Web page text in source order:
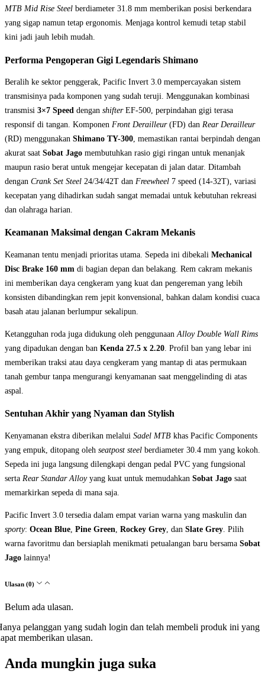
MTB Mid Rise Steel berdiameter 31.8 mm memberikan posisi berkendara
yang sigap namun tetap ergonomis. Menjaga kontrol kemudi tetap stabil
kini jadi jauh lebih mudah.
Performa Pengoperan Gigi Legendaris Shimano
Beralih ke sektor penggerak, Pacific Invert 3.0 mempercayakan sistem
transmisinya pada komponen yang sudah teruji. Menggunakan kombinasi
transmisi 3×7 Speed dengan shifterEF-500, perpindahan gigi terasa
responsif di tangan. Komponen Front Derailleur(FD) dan Rear Derailleur
(RD) menggunakan Shimano TY-300, memastikan rantai berpindah dengan
akurat saat Sobat Jago membutuhkan rasio gigi ringan untuk menanjak
maupun rasio berat untuk mengejar kecepatan di jalan datar. Ditambah
dengan Crank Set Steel 24/34/42T dan Freewheel 7 speed (14-32T), variasi
kecepatan yang dihadirkan sudah sangat memadai untuk kebutuhan rekreasi
dan olahraga harian.
Keamanan Maksimal dengan Cakram Mekanis
Keamanan tentu menjadi prioritas utama. Sepeda ini dibekali Mechanical
Disc Brake 160 mm di bagian depan dan belakang. Rem cakram mekanis
ini memberikan daya cengkeram yang kuat dan pengereman yang lebih
konsisten dibandingkan rem jepit konvensional, bahkan dalam kondisi cuaca
basah atau jalanan berlumpur sekalipun.
Ketangguhan roda juga didukung oleh penggunaan Alloy Double Wall Rims
yang dipadukan dengan ban Kenda 27.5 x 2.20 . Profil ban yang lebar ini
memberikan traksi atau daya cengkeram yang mantap di atas permukaan
tanah gembur tanpa mengurangi kenyamanan saat menggelinding di atas
aspal.
Sentuhan Akhir yang Nyaman dan Stylish
Kenyamanan ekstra diberikan melalui Sadel MTB khas Pacific Components
yang empuk, ditopang oleh seatpost steel berdiameter 30.4 mm yang kokoh.
Sepeda ini juga langsung dilengkapi dengan pedal PVC yang fungsional
serta Rear Standar Alloyyang kuat untuk memudahkan Sobat Jago saat
memarkirkan sepeda di mana saja.
Pacific Invert 3.0 tersedia dalam empat varian warna yang maskulin dan
sporty: Ocean Blue Pine Green Rockey Grey , dan Slate Grey . Pilih
warna favoritmu dan bersiaplah menikmati petualangan baru bersama Sobat
Jago lainnya!
Ulasan (0)
Belum ada ulasan.
pelanggan yang sudah login dan telah membeli produk ini yang
memberikan ulasan.
Anda mungkin juga suka